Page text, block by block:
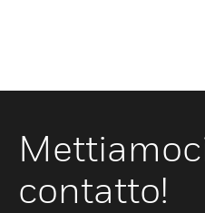
contatto!